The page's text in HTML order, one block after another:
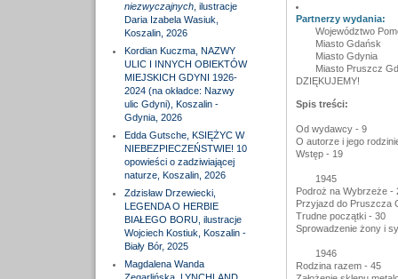
niezwyczajnych, ilustracje
Daria Izabela Wasiuk,
Koszalin, 2026
Kordian Kuczma, NAZWY
ULIC I INNYCH OBIEKTÓW
MIEJSKICH GDYNI 1926-
2024 (na okładce: Nazwy
ulic Gdyni), Koszalin -
Gdynia, 2026
Edda Gutsche, KSIĘŻYC W
NIEBEZPIECZEŃSTWIE! 10
opowieści o zadziwiającej
naturze, Koszalin, 2026
Zdzisław Drzewiecki,
LEGENDA O HERBIE
BIAŁEGO BORU, ilustracje
Wojciech Kostiuk, Koszalin -
Biały Bór, 2025
Magdalena Wanda
Partnerzy wydania:
Województwo
Miasto Gdańsk
Miasto Gdynia
Miasto Pruszcz
DZIĘKUJEMY!
Spis treści:
Od wydawcy - 9
O autorze i jego
Wstęp - 19
1945
Podroż na Wybrzeże -
Przyjazd do Pruszcza
Trudne początki - 30
Sprowadzenie żony i
1946
Rodzina razem - 45